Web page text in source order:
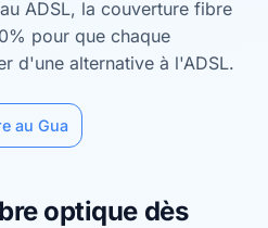
ADSL, la couverture fibre
pour que chaque
d'une alternative à l'ADSL.
au Gua
optique dès